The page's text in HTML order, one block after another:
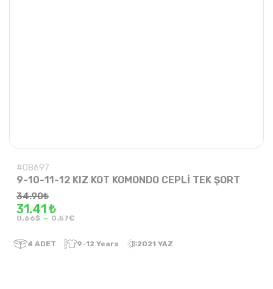
#08697
9-10-11-12 KIZ KOT KOMONDO CEPLİ TEK ŞORT
34.90₺
31.41 ₺
0.66$ - 0.57€
4 ADET 9-12 Years 2021 YAZ